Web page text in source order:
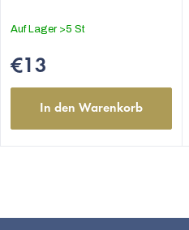
Auf Lager >5 St
€13
In den Warenkorb